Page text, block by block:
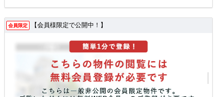
会員限定 【会員様限定で公開中！】